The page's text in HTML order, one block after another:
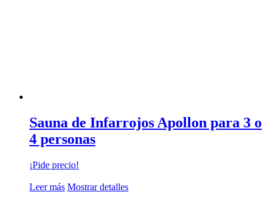
Sauna de Infarrojos Apollon para 3 o
4 personas
¡Pide precio!
Leer más Mostrar detalles